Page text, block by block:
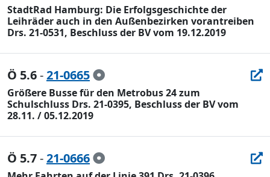
StadtRad Hamburg: Die Erfolgsgeschichte der
Leihräder auch in den Außenbezirken vorantreiben
Drs. 21-0531, Beschluss der BV vom 19.12.2019
Ö 5.6-21-0665
Größere Busse für den Metrobus 24 zum
Schulschluss Drs. 21-0395, Beschluss der BV vom
28.11. / 05.12.2019
Ö 5.7-21-0666